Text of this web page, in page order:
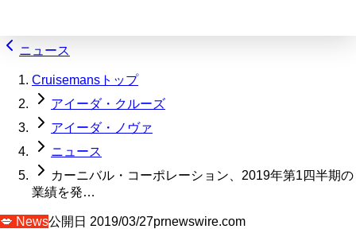
ニュース
Cruisemansトップ
アイーダ・クルーズ
アイーダ・ノヴァ
ニュース
カーニバル・コーポレーション、2019年第1四半期の
業績を発…
💋 News公開日 2019/03/27prnewswire.com